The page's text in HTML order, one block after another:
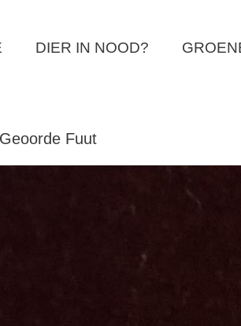
DIER IN NOOD?
Geoorde Fuut